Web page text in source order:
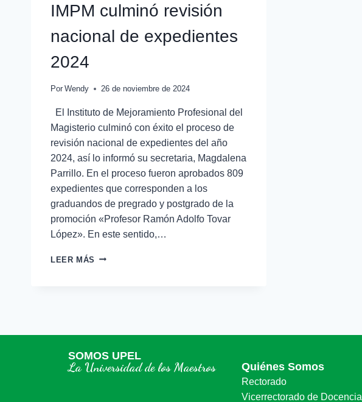
IMPM culminó revisión
nacional de expedientes
2024
Por Wendy 26 de noviembre de 2024
El Instituto de Mejoramiento Profesional del
Magisterio culminó con éxito el proceso de
revisión nacional de expedientes del año
2024, así lo informó su secretaria, Magdalena
Parrillo. En el proceso fueron aprobados 809
expedientes que corresponden a los
graduandos de pregrado y postgrado de la
promoción «Profesor Ramón Adolfo Tovar
López». En este sentido,…
LEER MÁS
SOMOS UPEL
La Universidad de los Maestros Quiénes Somos
Rectorado
Vicerrectorado de Docencia